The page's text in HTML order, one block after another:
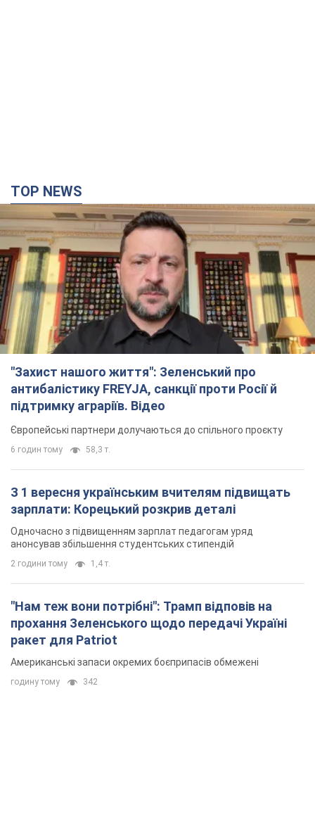
TOP NEWS
"Захист нашого життя": Зеленський про
антибалістику FREYJA, санкції проти Росії й
підтримку аграріїв. Відео
Європейські партнери долучаються до спільного проєкту
6 годин тому 58,3 т.
З 1 вересня українським вчителям підвищать
зарплати: Корецький розкрив деталі
Одночасно з підвищенням зарплат педагогам уряд
анонсував збільшення студентських стипендій
2 години тому 1,4 т.
"Нам теж вони потрібні": Трамп відповів на
прохання Зеленського щодо передачі Україні
ракет для Patriot
Американські запаси окремих боєприпасів обмежені
годину тому 342